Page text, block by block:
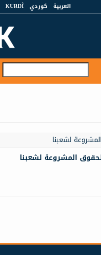
العربية كوردي KURDÎ
المشروعة لشعبنا